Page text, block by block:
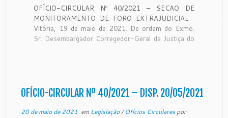
OFÍCIO-CIRCULAR Nº 40/2021 – SECAO DE
MONITORAMENTO DE FORO EXTRAJUDICIAL
Vitória, 19 de maio de 2021. De ordem do Exmo.
Sr. Desembargador Corregedor-Geral da Justiça do
OFÍCIO-CIRCULAR Nº 40/2021 – DISP. 20/05/2021
20 de maio de 2021 em Legislação/Ofícios Circularespor